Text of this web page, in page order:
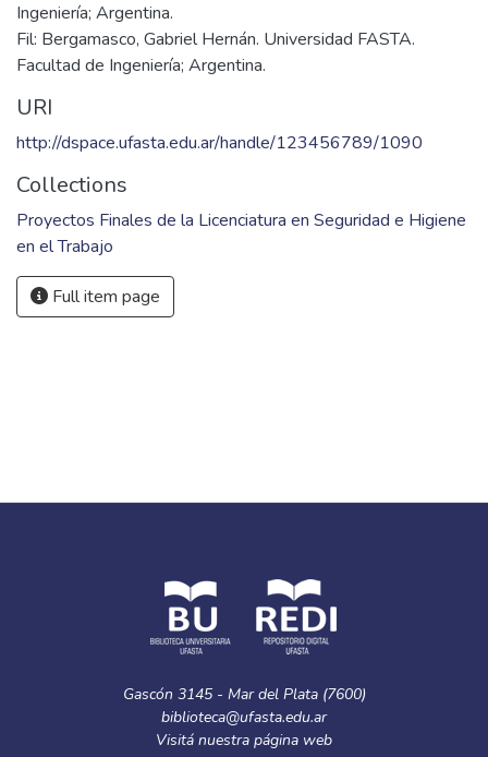
Ingeniería; Argentina.
Fil: Bergamasco, Gabriel Hernán. Universidad FASTA.
Facultad de Ingeniería; Argentina.
URI
http://dspace.ufasta.edu.ar/handle/123456789/1090
Collections
Proyectos Finales de la Licenciatura en Seguridad e Higiene
en el Trabajo
Full item page
Gascón 3145 - Mar del Plata (7600)
biblioteca@ufasta.edu.ar
Visitá nuestra página web